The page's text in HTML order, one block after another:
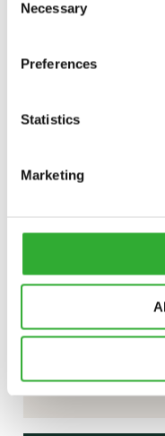
Selection
Necessary
Preferences
Statistics
Marketing